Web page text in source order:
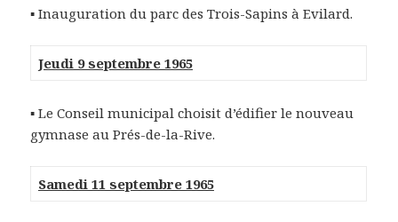
▪ Inauguration du parc des Trois-Sapins à Evilard.
Jeudi 9 septembre 1965
▪ Le Conseil municipal choisit d’édifier le nouveau
gymnase au Prés-de-la-Rive.
Samedi 11 septembre 1965